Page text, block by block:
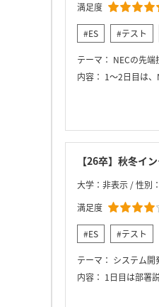
満足度
#ES #テスト
テーマ： NECの先端技
内容： 1～2日目は、NECの国内外の取り
【26卒】秋冬イ
大学：非表示 / 性別
満足度
#ES #テスト
テーマ： システム開
内容： 1日目は部署